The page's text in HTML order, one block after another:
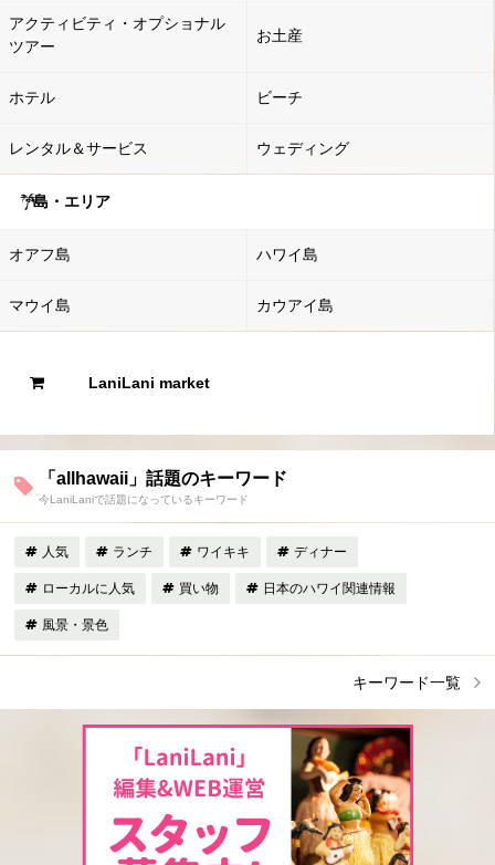
アクティビティ・オプショナル
ツアー
お土産
ホテル ビーチ
レンタル＆サービス ウェディング
島・エリア
オアフ島 ハワイ島
マウイ島 カウアイ島
LaniLani market
「allhawaii」話題のキーワード
今LaniLaniで話題になっているキーワード
人気 ランチ ワイキキ ディナー
ローカルに人気 買い物 日本のハワイ関連情報
風景・景色
キーワード一覧